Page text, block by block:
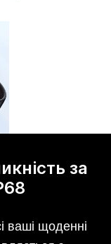
за
ваші щоденні